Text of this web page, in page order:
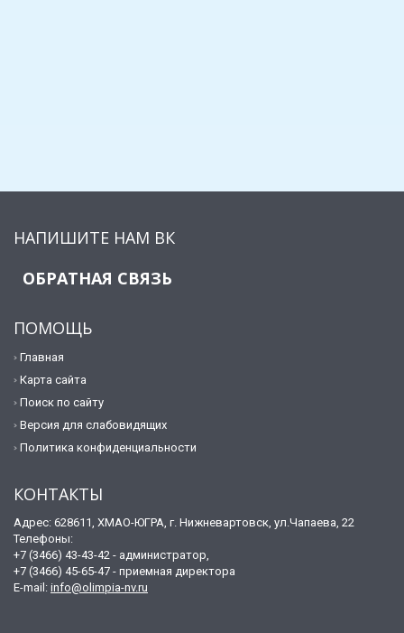
НАПИШИТЕ НАМ ВК
ОБРАТНАЯ СВЯЗЬ
ПОМОЩЬ
Главная
Карта сайта
Поиск по сайту
Версия для слабовидящих
Политика конфиденциальности
КОНТАКТЫ
Адрес: 628611, ХМАО-ЮГРА, г. Нижневартовск, ул.Чапаева, 22
Телефоны:
+7 (3466) 43-43-42 - администратор,
+7 (3466) 45-65-47 - приемная директора
E-mail: info@olimpia-nv.ru